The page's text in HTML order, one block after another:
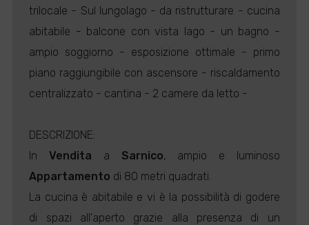
trilocale - Sul lungolago - da ristrutturare - cucina
abitabile - balcone con vista lago - un bagno -
ampio soggiorno - esposizione ottimale - primo
piano raggiungibile con ascensore - riscaldamento
centralizzato - cantina - 2 camere da letto -
DESCRIZIONE:
In Vendita a Sarnico, ampio e luminoso
Appartamento di 80 metri quadrati.
La cucina è abitabile e vi è la possibilità di godere
di spazi all'aperto grazie alla presenza di un